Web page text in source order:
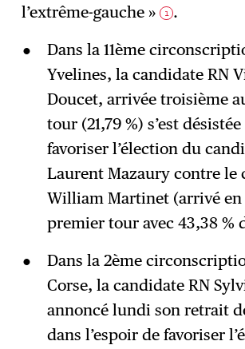
l’extrême-gauche » 1 .
Dans la 11ème
Yvelines, la candidate RN
Doucet, arrivée troisième
tour (21,79 %) s’est
favoriser l’élection du
Laurent Mazaury contre le
William Martinet (arrivé en
premier tour avec 43,38 %
Dans la 2ème
Corse, la candidate RN
annoncé lundi son retrait
dans l’espoir de favoriser